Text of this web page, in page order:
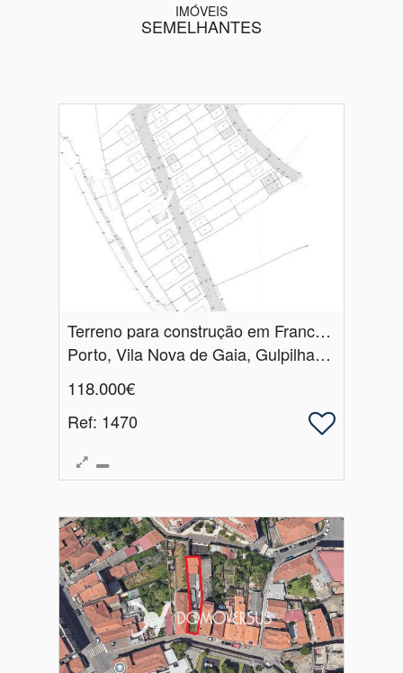
IMÓVEIS
SEMELHANTES
Terreno para construção em Francelos
Porto, Vila Nova de Gaia, Gulpilhares e Valadares
118.000€
Ref: 1470